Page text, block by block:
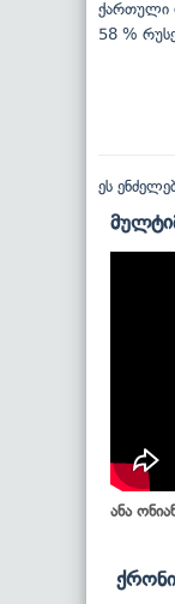
ქართული
58 %
ეს
ანა